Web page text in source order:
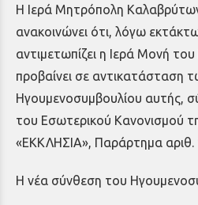
Η Ιερά Μητρόπολη Καλαβρύτων
ανακοινώνει ότι, λόγω
αντιμετωπίζει η Ιερά Μονή
προβαίνει σε αντικατάσταση
Ηγουμενοσυμβουλίου αυτής,
του Εσωτερικού Κανονισμού
«ΕΚΚΛΗΣΙΑ», Παράρτημα
Η νέα σύνθεση του